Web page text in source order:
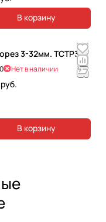
В корзину
3-32мм. ТСТР32
0 Нет в наличии
В корзину